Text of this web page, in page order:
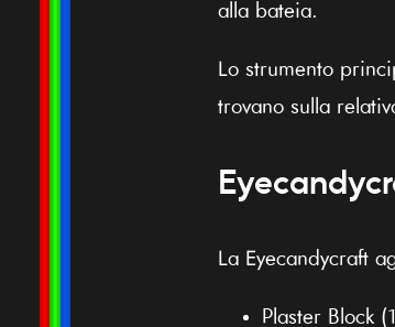
alla bateia.
Lo strumento
trovano sulla
La Eyecandycraft
Plaster Block